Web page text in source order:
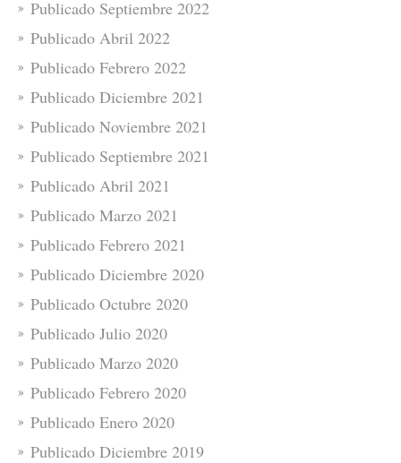
Publicado Septiembre 2022
Publicado Abril 2022
Publicado Febrero 2022
Publicado Diciembre 2021
Publicado Noviembre 2021
Publicado Septiembre 2021
Publicado Abril 2021
Publicado Marzo 2021
Publicado Febrero 2021
Publicado Diciembre 2020
Publicado Octubre 2020
Publicado Julio 2020
Publicado Marzo 2020
Publicado Febrero 2020
Publicado Enero 2020
Publicado Diciembre 2019